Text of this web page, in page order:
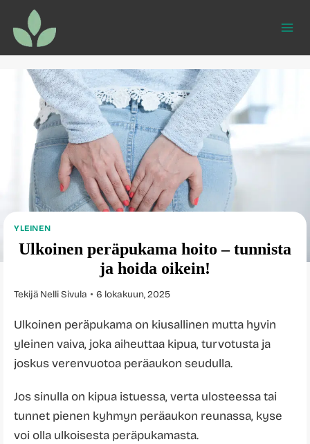
sisältöön
YLEINEN
Ulkoinen peräpukama hoito – tunnista
ja hoida oikein!
Tekijä Nelli Sivula 6 lokakuun, 2025
Ulkoinen peräpukama on kiusallinen mutta hyvin
yleinen vaiva, joka aiheuttaa kipua, turvotusta ja
joskus verenvuotoa peräaukon seudulla.
Jos sinulla on kipua istuessa, verta ulosteessa tai
tunnet pienen kyhmyn peräaukon reunassa, kyse
voi olla ulkoisesta peräpukamasta.